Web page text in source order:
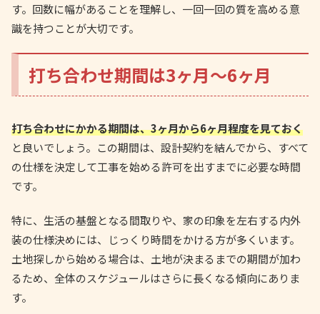
す。回数に幅があることを理解し、一回一回の質を高める意
識を持つことが大切です。
打ち合わせ期間は3ヶ月～6ヶ月
打ち合わせにかかる期間は、3ヶ月から6ヶ月程度を見ておく
と良いでしょう。この期間は、設計契約を結んでから、すべて
の仕様を決定して工事を始める許可を出すまでに必要な時間
です。
特に、生活の基盤となる間取りや、家の印象を左右する内外
装の仕様決めには、じっくり時間をかける方が多くいます。
土地探しから始める場合は、土地が決まるまでの期間が加わ
るため、全体のスケジュールはさらに長くなる傾向にありま
す。